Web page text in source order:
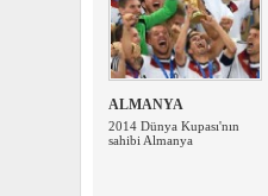
ALMANYA
2014 Dünya Kupası'nın
sahibi Almanya